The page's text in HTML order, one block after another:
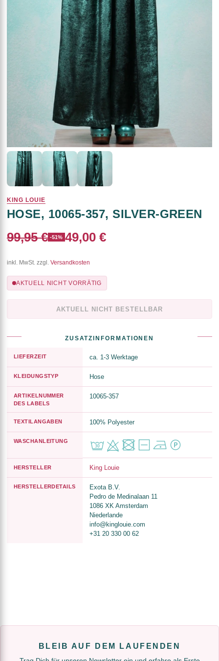
KING LOUIE
HOSE, 10065-357, SILVER-GREEN
99,95 € -51% 49,00 €
inkl. MwSt. zzgl. Versandkosten
AKTUELL NICHT VORRÄTIG
AKTUELL NICHT BESTELLBAR
ZUSATZINFORMATIONEN
LIEFERZEIT ca. 1-3 Werktage
KLEIDUNGSTYP Hose
ARTIKELNUMMER
DES LABELS
10065-357
TEXTILANGABEN 100% Polyester
WASCHANLEITUNG
HERSTELLER King Louie
HERSTELLERDETAILS
Exota B.V.
Pedro de Medinalaan 11
1086 XK Amsterdam
Niederlande
info@kinglouie.com
+31 20 330 00 62
BLEIB AUF DEM LAUFENDEN